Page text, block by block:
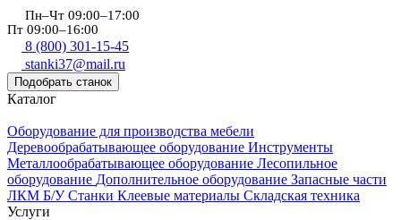
Пн–Чт 09:00–17:00
Пт 09:00–16:00
8 (800) 301-15-45
stanki37@mail.ru
Подобрать станок
Каталог
Оборудование для производства мебели
Деревообрабатывающее оборудование Инструменты
Металлообрабатывающее оборудование Лесопильное
оборудование Дополнительное оборудование Запасные части
ЛКМ Б/У Станки Клеевые материалы Складская техника
Услуги